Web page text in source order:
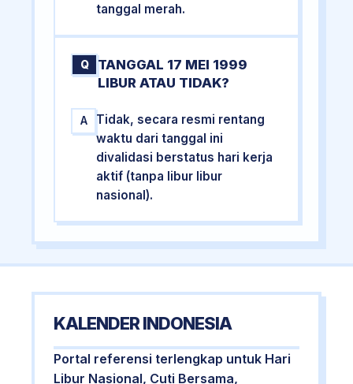
tanggal merah.
Q
TANGGAL 17 MEI 1999
LIBUR ATAU TIDAK?
A
Tidak, secara resmi rentang
waktu dari tanggal ini
divalidasi berstatus hari kerja
aktif (tanpa libur libur
nasional).
KALENDER INDONESIA
Portal referensi terlengkap untuk Hari
Libur Nasional, Cuti Bersama,